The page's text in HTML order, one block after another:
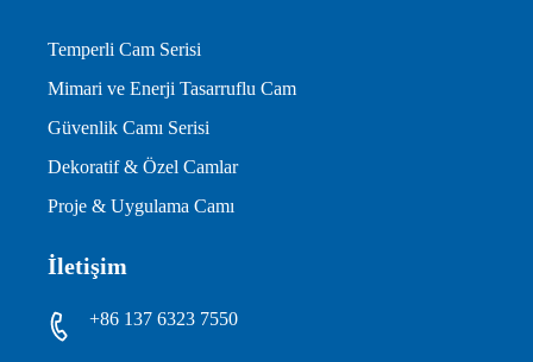
Temperli Cam Serisi
Mimari ve Enerji Tasarruflu Cam
Güvenlik Camı Serisi
Dekoratif & Özel Camlar
Proje & Uygulama Camı
İletişim
+86 137 6323 7550